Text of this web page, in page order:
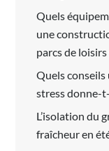
Quels
une
parcs de
Quels
stress donne-
L’isolation du
fraîcheur en